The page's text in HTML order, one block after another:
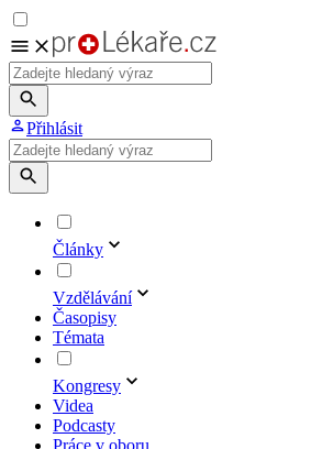
Přihlásit
Články
Vzdělávání
Časopisy
Témata
Kongresy
Videa
Podcasty
Práce v oboru